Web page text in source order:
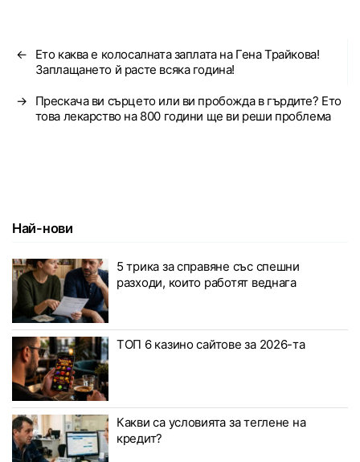
←
Ето каква е колосалната заплата на Гена Трайкова!
Заплащането й расте всяка година!
→
Прескача ви сърцето или ви пробожда в гърдите? Ето
това лекарство на 800 години ще ви реши проблема
Най-нови
5 трика за справяне със спешни
разходи, които работят веднага
ТОП 6 казино сайтове за 2026-та
Какви са условията за теглене на
кредит?